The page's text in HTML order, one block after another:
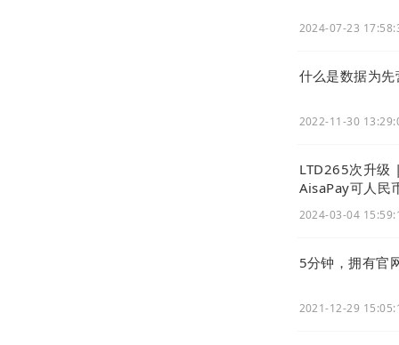
2024-07-23
什么是数据为
2022-11-30
LTD265次升级 | 营销枢纽成
AisaPay可人民
2024-03-04
5分钟，拥有官
2021-12-29